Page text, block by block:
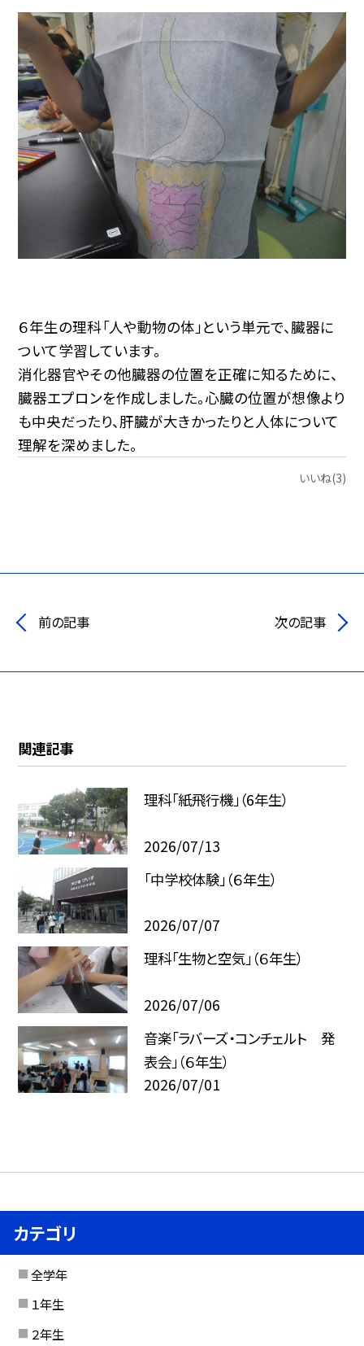
６年生の理科「人や動物の体」という単元で、臓器に
ついて学習しています。
消化器官やその他臓器の位置を正確に知るために、
臓器エプロンを作成しました。心臓の位置が想像より
も中央だったり、肝臓が大きかったりと人体について
理解を深めました。
いいね(3)
前の記事 次の記事
関連記事
理科「紙飛行機」（6年生）
2026/07/13
「中学校体験」（６年生）
2026/07/07
理科「生物と空気」（６年生）
2026/07/06
音楽「ラバーズ・コンチェルト 発
表会」（６年生）
2026/07/01
カテゴリ
全学年
１年生
２年生